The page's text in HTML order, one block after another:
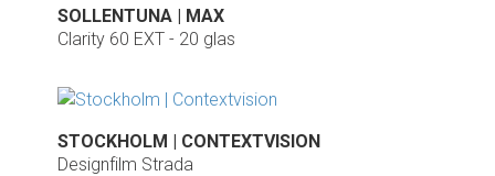
SOLLENTUNA | MAX
Clarity 60 EXT - 20 glas
STOCKHOLM | CONTEXTVISION
Designfilm Strada